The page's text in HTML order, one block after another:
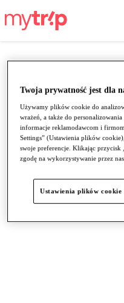
●
Twoja prywatność jest dla
Używamy plików cookie do
wrażeń, a także do
informacje reklamodawcom i
Settings” (Ustawienia plików
swoje preferencje. Klikając przycisk
zgodę na wykorzystywanie przez
Ustawienia plików cookie